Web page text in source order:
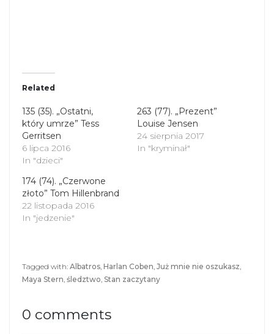
t
t
e
(
O
p
e
n
s
n
n
e
w
w
i
n
k
(
O
n
e
w
w
Related
135 (35). „Ostatni,
który umrze” Tess
Gerritsen
6 lipca 2016
In "dzieci"
263 (77). „Prezent”
Louise Jensen
24 sierpnia 2017
In "kryminał"
174 (74). „Czerwone
złoto” Tom Hillenbrand
22 listopada 2016
In "jedzenie"
Tagged with: Albatros Harlan Coben Już mnie nie oszukasz
Maya Stern śledztwo Stan zaczytany
0 comments